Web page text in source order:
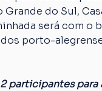
Grande do Sul,
será com
porto-
participantes